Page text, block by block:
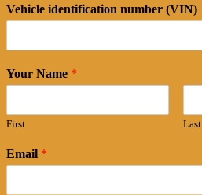
Vehicle identification number (VIN)
Your Name *
First Last
Email *